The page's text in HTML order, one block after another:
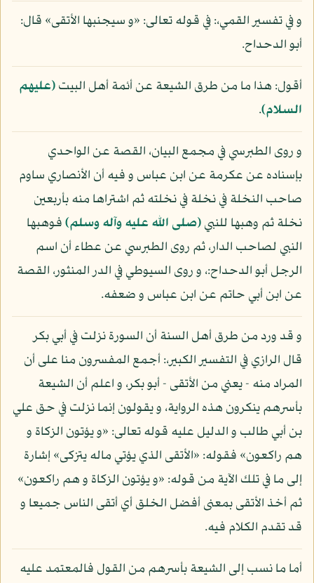
و في تفسير القمي،: في قوله تعالى: «و سيجنبها الأتقى» قال:
أبو الدحداح.
أقول: هذا ما من طرق الشيعة عن أئمة أهل البيت(عليهم
السلام).
و روى الطبرسي في مجمع البيان، القصة عن الواحدي
بإسناده عن عكرمة عن ابن عباس و فيه أن الأنصاري ساوم
صاحب النخلة في نخلة في نخلته ثم اشتراها منه بأربعين
نخلة ثم وهبها للنبي(صلى الله عليه وآله وسلم)فوهبها
النبي لصاحب الدار، ثم روى الطبرسي عن عطاء أن اسم
الرجل أبو الدحداح:، و روى السيوطي في الدر المنثور، القصة
عن ابن أبي حاتم عن ابن عباس و ضعفه.
و قد ورد من طرق أهل السنة أن السورة نزلت في أبي بكر
قال الرازي في التفسير الكبير،: أجمع المفسرون منا على أن
المراد منه - يعني من الأتقى - أبو بكر، و اعلم أن الشيعة
بأسرهم ينكرون هذه الرواية، و يقولون إنما نزلت في حق علي
بن أبي طالب و الدليل عليه قوله تعالى: «و يؤتون الزكاة و
هم راكعون» فقوله: «الأتقى الذي يؤتي ماله يتزكى» إشارة
إلى ما في تلك الآية من قوله: «و يؤتون الزكاة و هم راكعون»
ثم أخذ الأتقى بمعنى أفضل الخلق أي أتقى الناس جميعا و
قد تقدم الكلام فيه.
أما ما نسب إلى الشيعة بأسرهم من القول فالمعتمد عليه